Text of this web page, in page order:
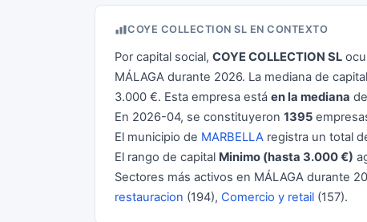
COYE COLLECTION SL EN CONTEXTO
Por capital social, COYE COLLECTION SL
MÁLAGA durante 2026. La mediana de
3.000 €. Esta empresa está en la mediana
En 2026-04, se constituyeron 1395
El municipio de MARBELLA registra un total
El rango de capital Minimo (hasta 3.000 €)
Sectores más activos en MÁLAGA durante
restauracion (194), Comercio y retail (157).